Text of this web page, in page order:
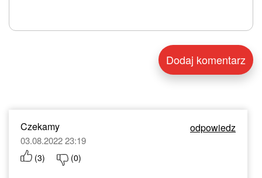
Czekamy odpowiedz
03.08.2022 23:19
(3) (0)